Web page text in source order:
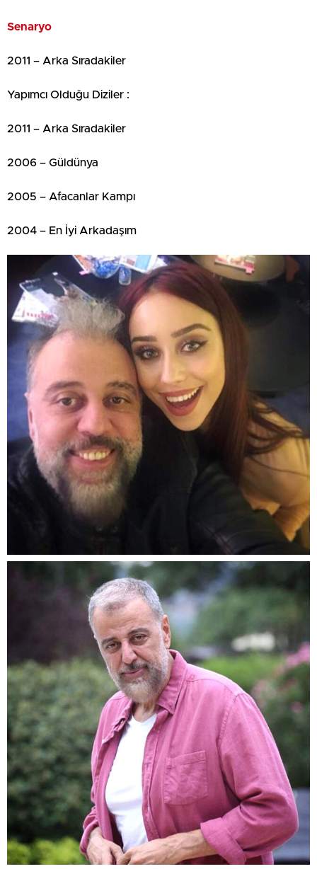
Senaryo
2011 – Arka Sıradakiler
Yapımcı Olduğu Diziler :
2011 – Arka Sıradakiler
2006 – Güldünya
2005 – Afacanlar Kampı
2004 – En İyi Arkadaşım